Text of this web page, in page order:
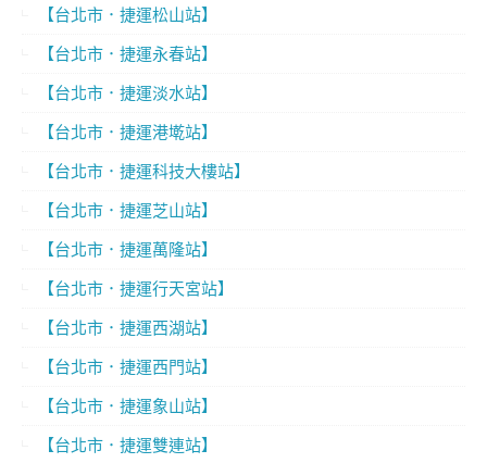
【台北市．捷運松山站】
【台北市．捷運永春站】
【台北市．捷運淡水站】
【台北市．捷運港墘站】
【台北市．捷運科技大樓站】
【台北市．捷運芝山站】
【台北市．捷運萬隆站】
【台北市．捷運行天宮站】
【台北市．捷運西湖站】
【台北市．捷運西門站】
【台北市．捷運象山站】
【台北市．捷運雙連站】